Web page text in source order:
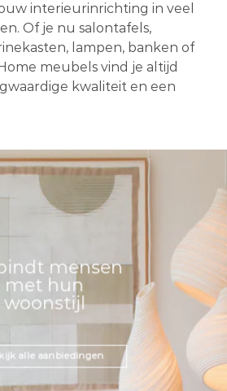
interieurinrichting in veel
Of je nu salontafels,
lampen, banken of
meubels vind je altijd
kwaliteit en een
mensen
met hun
woonstijl
alle aanbiedingen